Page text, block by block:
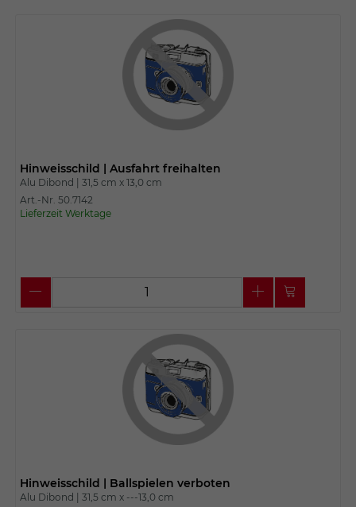
Hinweisschild | Ausfahrt freihalten
Alu Dibond | 31,5 cm x 13,0 cm
Art.-Nr. 50.7142
Lieferzeit Werktage
Hinweisschild | Ballspielen verboten
Alu Dibond | 31,5 cm x ---13,0 cm